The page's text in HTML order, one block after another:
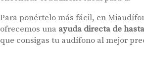
Para ponértelo más fácil, en
ofrecemos una ayuda directa de
que consigas tu audífono al mejor